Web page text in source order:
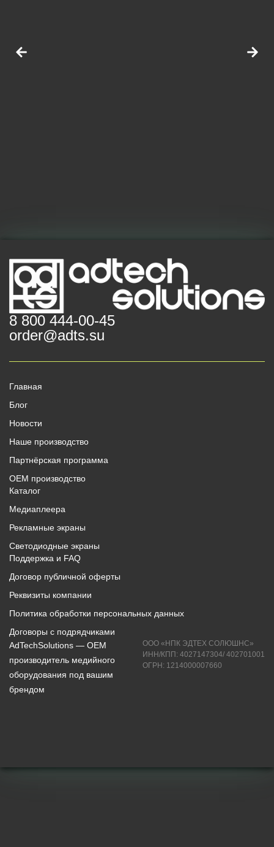
8 800 444-00-45
order@adts.su
AdTechSolutions — ОЕМ
производитель медийного
оборудования под вашим
брендом
ООО «НПК ЭДТЕХ СОЛЮШНС»
ИНН/КПП: 4027147304/ 402701001
ОГРН: 1214000007660
Главная
Блог
Новости
Наше производство
Партнёрская программа
OEM производство
Каталог
Медиаплеера
Рекламные экраны
Светодиодные экраны
Поддержка и FAQ
Договор публичной оферты
Реквизиты компании
Политика обработки персональных данных
Договоры с подрядчиками